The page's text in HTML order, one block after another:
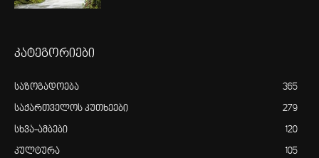
კატეგორიები
საზოგადოება 365
საქართველოს კუთხეები 279
სხვა-ამბები 120
კულტურა 105